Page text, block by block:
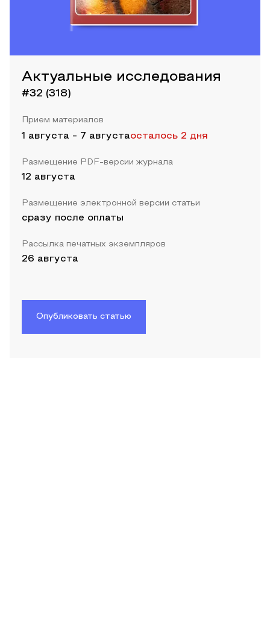
Актуальные исследования
#32 (318)
Прием материалов
1 августа - 7 августаосталось 2 дня
Размещение PDF-версии журнала
12 августа
Размещение электронной версии статьи
сразу после оплаты
Рассылка печатных экземпляров
26 августа
Опубликовать статью